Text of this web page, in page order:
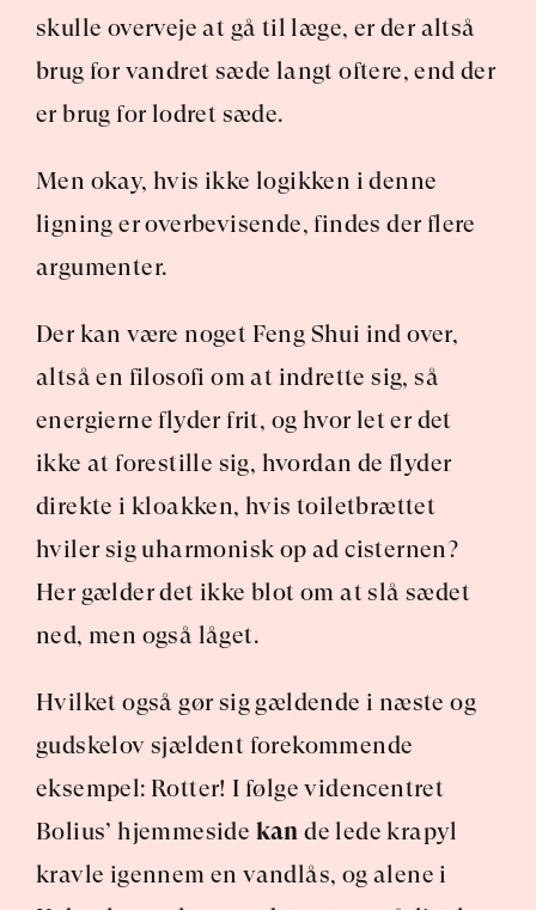
skulle overveje at gå til læge, er der altså
brug for vandret sæde langt oftere, end der
er brug for lodret sæde.
Men okay, hvis ikke logikken i denne
ligning er overbevisende, findes der flere
argumenter.
Der kan være noget Feng Shui ind over,
altså en filosofi om at indrette sig, så
energierne flyder frit, og hvor let er det
ikke at forestille sig, hvordan de flyder
direkte i kloakken, hvis toiletbrættet
hviler sig uharmonisk op ad cisternen?
Her gælder det ikke blot om at slå sædet
ned, men også låget.
Hvilket også gør sig gældende i næste og
gudskelov sjældent forekommende
eksempel: Rotter! I følge videncentret
Bolius’ hjemmeside kan de lede krapyl
kravle igennem en vandlås, og alene i